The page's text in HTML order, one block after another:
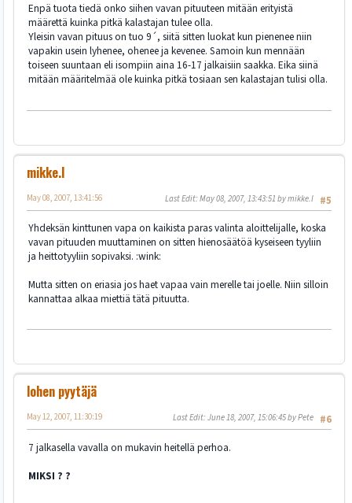
Enpä tuota tiedä onko siihen vavan pituuteen mitään erityistä
määrettä kuinka pitkä kalastajan tulee olla.
Yleisin vavan pituus on tuo 9´, siitä sitten luokat kun pienenee niin
vapakin usein lyhenee, ohenee ja kevenee. Samoin kun mennään
toiseen suuntaan eli isompiin aina 16-17 jalkaisiin saakka. Eika siinä
mitään määritelmää ole kuinka pitkä tosiaan sen kalastajan tulisi olla.
mikke.l
#5
May 08, 2007, 13:41:56 Last Edit: May 08, 2007, 13:43:51 by mikke.l
Yhdeksän kinttunen vapa on kaikista paras valinta aloittelijalle, koska
vavan pituuden muuttaminen on sitten hienosäätöä kyseiseen tyyliin
ja heittotyyliin sopivaksi. :wink:
Mutta sitten on eriasia jos haet vapaa vain merelle tai joelle. Niin silloin
kannattaa alkaa miettiä tätä pituutta.
lohen pyytäjä
#6
May 12, 2007, 11:30:19 Last Edit: June 18, 2007, 15:06:45 by Pete
7 jalkasella vavalla on mukavin heitellä perhoa.
MIKSI ? ?